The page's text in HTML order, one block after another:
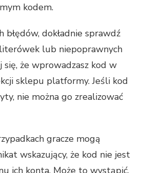
kodem.
błędów, dokładnie sprawdź
lub niepoprawnych
się, że wprowadzasz kod w
sklepu platformy. Jeśli kod
nie można go zrealizować
gracze mogą
wskazujący, że kod nie jest
ich konta. Może to wystąpić,